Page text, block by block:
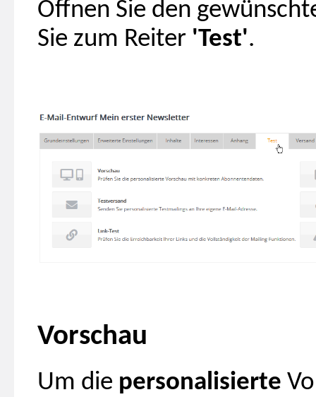
Öffnen Sie den
Sie zum Reiter 'Test'.
Vorschau
Um die personalisierte